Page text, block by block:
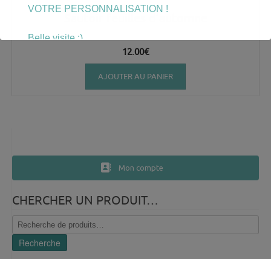
12.00€
AJOUTER AU PANIER
Mon compte
CHERCHER UN PRODUIT…
Recherche
pour :
Recherche
VOTRE PERSONNALISATION !
Belle visite :)